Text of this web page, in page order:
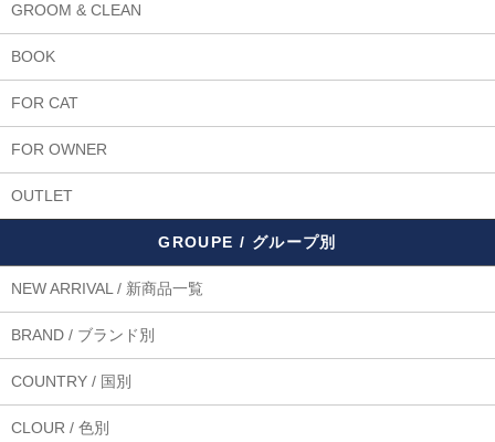
GROOM & CLEAN
BOOK
FOR CAT
FOR OWNER
OUTLET
GROUPE / グループ別
NEW ARRIVAL / 新商品一覧
BRAND / ブランド別
COUNTRY / 国別
CLOUR / 色別